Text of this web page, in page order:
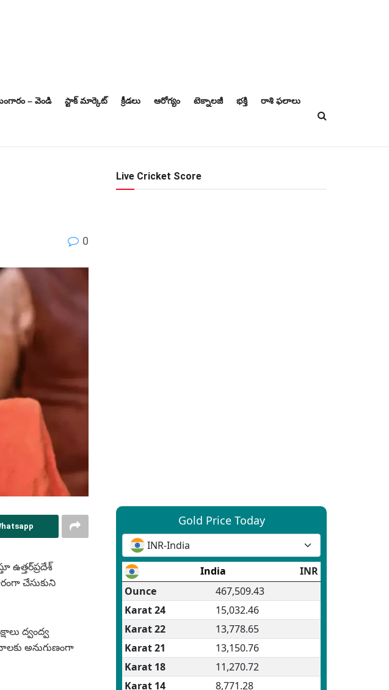
– వెండి స్టాక్ మార్కెట్ క్రీడలు ఆరోగ్యం టెక్నాలజీ భక్తి రాశి ఫలాలు
0
చేసుకుని
ద్వంద్వ
అనుగుణంగా
Live Cricket Score